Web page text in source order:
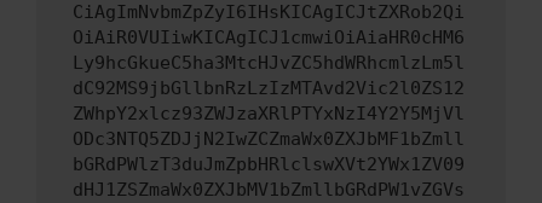
CiAgImNvbmZpZyI6IHsKICAgICJtZXRob2Qi
OiAiR0VUIiwKICAgICJ1cmwiOiAiaHR0cHM6
Ly9hcGkueC5ha3MtcHJvZC5hdWRhcmlzLm5l
dC92MS9jbGllbnRzLzIzMTAvd2Vic2l0ZS12
ZWhpY2xlcz93ZWJzaXRlPTYxNzI4Y2Y5MjVl
ODc3NTQ5ZDJjN2IwZCZmaWx0ZXJbMF1bZmll
bGRdPWlzT3duJmZpbHRlclswXVt2YWx1ZV09
dHJ1ZSZmaWx0ZXJbMV1bZmllbGRdPW1vZGVs